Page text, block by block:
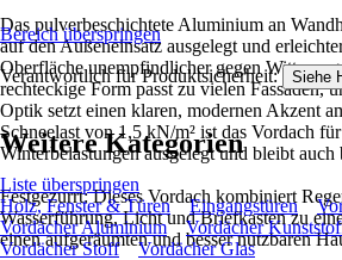
Das pulverbeschichtete Aluminium an
auf den Außeneinsatz ausgelegt und
Oberfläche unempfindlicher gegen
rechteckige Form passt zu vielen Fassaden,
Optik setzt einen klaren, modernen Akzent
Schneelast von 1,5 kN/m² ist das Vordach
Winterbelastungen ausgelegt und bleibt
Festgezurrt: Dieses Vordach kombiniert
Wasserführung, Licht und Briefkasten zu
einen aufgeräumten und besser nutzbaren
Bereich überspringen
Verantwortlich für Produktsicherheit: Siehe
Weitere Kategorien
Liste überspringen
Holz, Fenster & Türen
Eingangstüren
Vordächer Aluminium
Vordächer
Vordächer Stoff
Vordächer Glas